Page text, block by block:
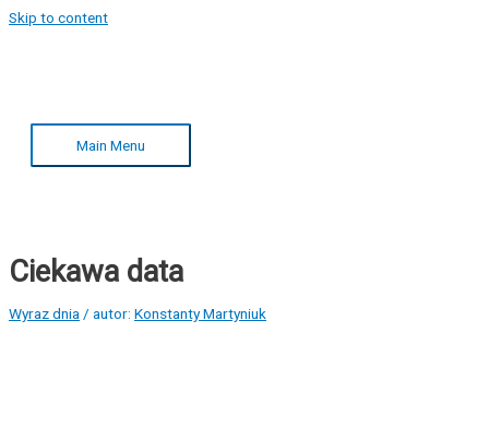
Skip to content
Main Menu
Ciekawa data
Wyraz dnia / autor: Konstanty Martyniuk